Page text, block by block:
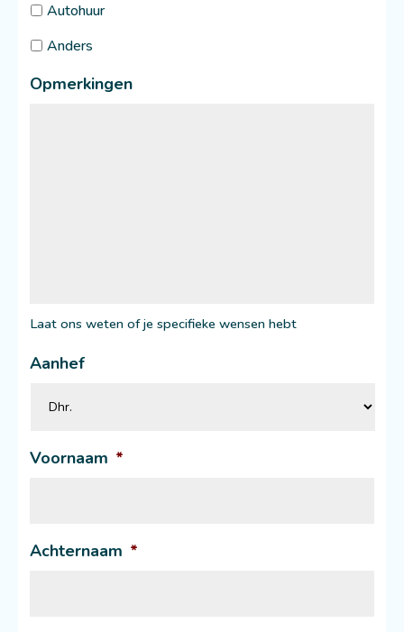
Autohuur
Anders
Opmerkingen
Laat ons weten of je specifieke wensen hebt
Aanhef
Voornaam *
Achternaam *